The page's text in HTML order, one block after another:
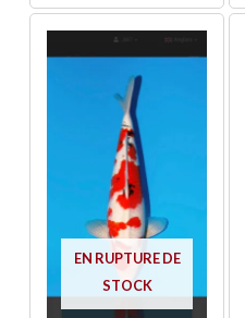
EN RUPTURE DE
STOCK